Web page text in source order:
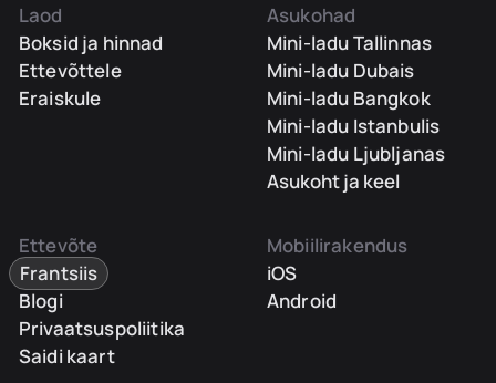
Laod
Boksid ja hinnad
Ettevõttele
Eraiskule
Asukohad
Mini-ladu Tallinnas
Mini-ladu Dubais
Mini-ladu Bangkok
Mini-ladu Istanbulis
Mini-ladu Ljubljanas
Asukoht ja keel
Ettevõte
Frantsiis
Blogi
Privaatsuspoliitika
Saidi kaart
Mobiilirakendus
iOS
Android